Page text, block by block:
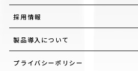
採用情報
製品導入について
プライバシーポリシー